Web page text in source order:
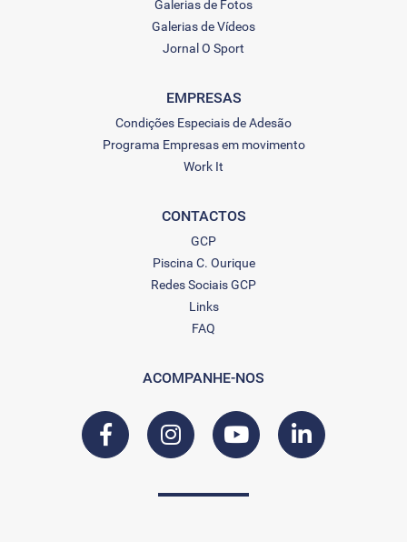
Galerias de Fotos
Galerias de Vídeos
Jornal O Sport
EMPRESAS
Condições Especiais de Adesão
Programa Empresas em movimento
Work It
CONTACTOS
GCP
Piscina C. Ourique
Redes Sociais GCP
Links
FAQ
ACOMPANHE-NOS